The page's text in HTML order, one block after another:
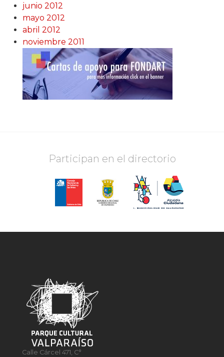
junio 2012
mayo 2012
abril 2012
noviembre 2011
Participan en el directorio
Calle Cárcel 471, C°